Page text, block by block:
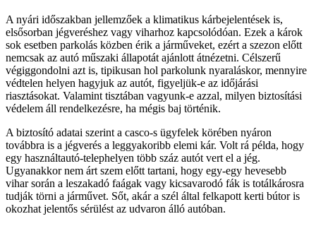
A nyári időszakban jellemzőek a klimatikus kárbejelentések is,
elsősorban jégveréshez vagy viharhoz kapcsolódóan. Ezek a károk
sok esetben parkolás közben érik a járműveket, ezért a szezon előtt
nemcsak az autó műszaki állapotát ajánlott átnézetni. Célszerű
végiggondolni azt is, tipikusan hol parkolunk nyaraláskor, mennyire
védtelen helyen hagyjuk az autót, figyeljük-e az időjárási
riasztásokat. Valamint tisztában vagyunk-e azzal, milyen biztosítási
védelem áll rendelkezésre, ha mégis baj történik.
A biztosító adatai szerint a casco-s ügyfelek körében nyáron
továbbra is a jégverés a leggyakoribb elemi kár. Volt rá példa, hogy
egy használtautó-telephelyen több száz autót vert el a jég.
Ugyanakkor nem árt szem előtt tartani, hogy egy-egy hevesebb
vihar során a leszakadó faágak vagy kicsavarodó fák is totálkárosra
tudják törni a járművet. Sőt, akár a szél által felkapott kerti bútor is
okozhat jelentős sérülést az udvaron álló autóban.